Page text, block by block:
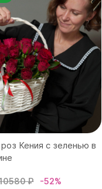
Кения с зеленью в
₽ -52%